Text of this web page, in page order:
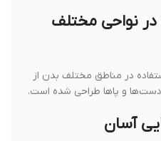
نواحی مختلف
در مناطق مختلف بدن از
و پاها طراحی شده است.
آسان